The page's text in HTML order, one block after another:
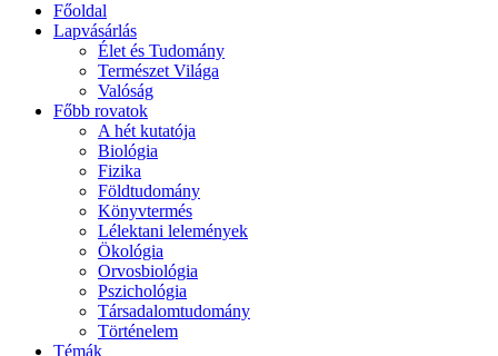
Főoldal
Lapvásárlás
Élet és Tudomány
Természet Világa
Valóság
Főbb rovatok
A hét kutatója
Biológia
Fizika
Földtudomány
Könyvtermés
Lélektani lelemények
Ökológia
Orvosbiológia
Pszichológia
Társadalomtudomány
Történelem
Témák